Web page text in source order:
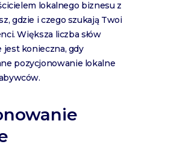
lokalnego biznesu z
gdzie i czego szukają Twoi
Większa liczba słów
jest konieczna, gdy
pozycjonowanie lokalne